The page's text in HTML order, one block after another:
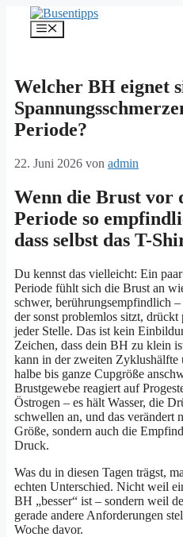
Inhalt
springen
Menü
Welcher BH eignet
Periode?
22. Juni 2026 von admin
Wenn die Brust vor
Periode so
dass selbst das T-
Du kennst das vielleicht: Ein
Periode fühlt sich die Brust an
schwer, berührungsempfindlich
der sonst problemlos sitzt, drückt
jeder Stelle. Das ist kein
Zeichen, dass dein BH zu klein
kann in der zweiten Zyklushälfte
halbe bis ganze Cupgröße
Brustgewebe reagiert auf
Östrogen – es hält Wasser, die
schwellen an, und das verändert
Größe, sondern auch die
Druck.
Was du in diesen Tagen trägst,
echten Unterschied. Nicht weil
BH „besser“ ist – sondern weil
gerade andere Anforderungen
Woche davor.